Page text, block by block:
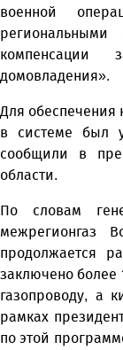
военной
домовладения».
Для обеспечения
в системе был
сообщили в
области.
По словам
межрегионгаз
продолжается
заключено более
газопроводу, а
рамках
по этой